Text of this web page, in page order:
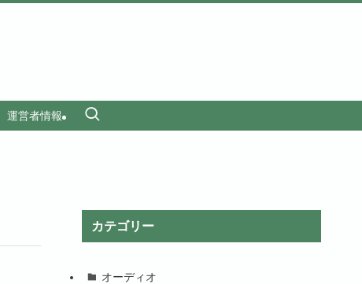
運営者情報
カテゴリー
オーディオ